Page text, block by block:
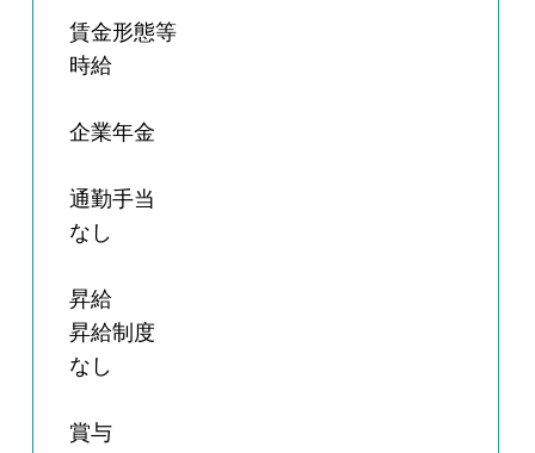
賃金形態等
時給
企業年金
通勤手当
なし
昇給
昇給制度
なし
賞与